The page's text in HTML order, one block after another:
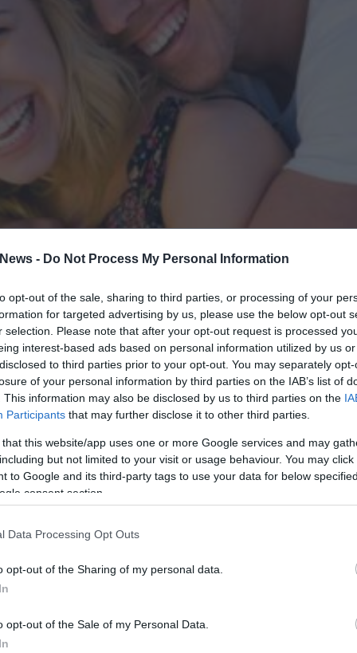
- Do Not Process My Personal Information
opt-out of the sale, sharing to third parties, or processing of your
for targeted advertising by us, please use the below opt-out
selection. Please note that after your opt-out request is processed
interest-based ads based on personal information utilized by us
to third parties prior to your opt-out. You may separately
of your personal information by third parties on the IAB’s list of
This information may also be disclosed by us to third parties on the
Participants that may further disclose it to other third parties.
that this website/app uses one or more Google services and may
but not limited to your visit or usage behaviour. You may
to Google and its third-party tags to use your data for below
consent section.
Data Processing Opt Outs
opt-out of the Sharing of my personal data.
opt-out of the Sale of my Personal Data.
της «Επιθεώρησης Γάμου & Οικογένειας» και
η καθημερινή συμβίωση…προσθέτουν χρόνια
συντρόφους.
άντρες και γυναίκες, οι οποίοι κατά την έναρξη
βαθμολόγησαν την κατάσταση της υγείας και
την ψυχική διάθεση και την ισχύ των
παντρεύτηκαν ή άρχισαν να συζούν.
συμβίωση συνοδεύτηκαν από βελτίωση της
και μειώθηκαν αυτά της κατάθλιψης σε
μόνοι τους. Το όφελος αυτό, πάντως, άρχισε να
βελτίωση της υγείας τους μεγαλύτερη
γάμος επιφέρει και βελτιώσεις στην ασφαλιστική
Το όφελος αυτό άντεξε στον χρόνο.